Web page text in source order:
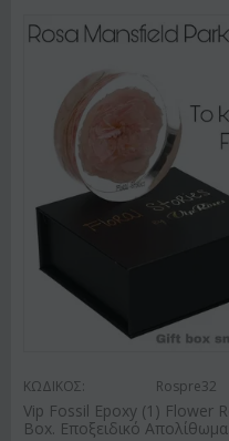
ΚΩΔΙΚΟΣ: Rospre32
Vip Fossil Epoxy (1) Flower
Box. Εποξειδικό Απολίθωμα.